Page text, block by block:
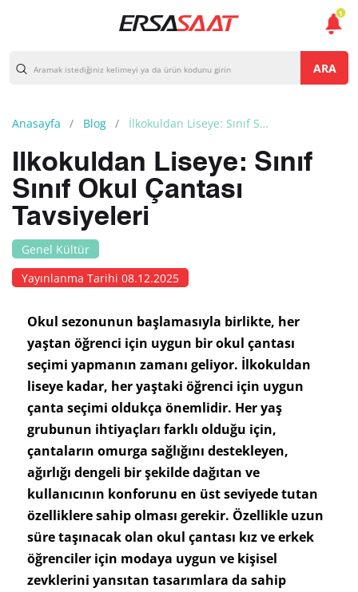
ARA
Anasayfa Blog İlkokuldan Liseye: Sınıf Sınıf Okul Çantası Tavsiyeleri
Yayınlanma Tarihi 08.12.2025
Genel Kültür
İlkokuldan Liseye: Sınıf
Sınıf Okul Çantası
Tavsiyeleri
Okul sezonunun başlamasıyla birlikte, her
yaştan öğrenci için uygun bir okul çantası
seçimi yapmanın zamanı geliyor. İlkokuldan
liseye kadar, her yaştaki öğrenci için uygun
çanta seçimi oldukça önemlidir. Her yaş
grubunun ihtiyaçları farklı olduğu için,
çantaların omurga sağlığını destekleyen,
ağırlığı dengeli bir şekilde dağıtan ve
kullanıcının konforunu en üst seviyede tutan
özelliklere sahip olması gerekir. Özellikle uzun
süre taşınacak olan okul çantası kız ve erkek
öğrenciler için modaya uygun ve kişisel
zevklerini yansıtan tasarımlara da sahip
1